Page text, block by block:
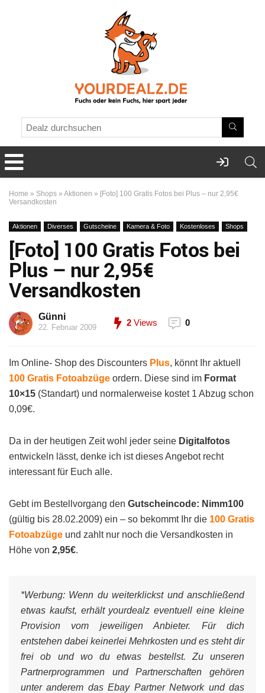
Home » Shops » Aktionen » [Foto] 100 Gratis Fotos bei Plus – nur 2,95€
Versandkosten
Aktionen Diverses Gutscheine Kamera & Foto Kostenloses Shops
[Foto] 100 Gratis Fotos bei
Plus – nur 2,95€
Versandkosten
Günni
22. Februar 2009 2 Views 0
Im Online- Shop des Discounters Plus, könnt Ihr aktuell
100 Gratis Fotoabzüge ordern. Diese sind im Format
10×15 (Standart) und normalerweise kostet 1 Abzug schon
0,09€.
Da in der heutigen Zeit wohl jeder seine Digitalfotos
entwickeln lässt, denke ich ist dieses Angebot recht
interessant für Euch alle.
Gebt im Bestellvorgang den Gutscheincode: Nimm100
(gültig bis 28.02.2009) ein – so bekommt Ihr die 100 Gratis
Fotoabzüge und zahlt nur noch die Versandkosten in
Höhe von 2,95€.
*Werbung: Wenn du weiterklickst und anschließend
etwas kaufst, erhält yourdealz eventuell eine kleine
Provision vom jeweiligen Anbieter. Für dich
entstehen dabei keinerlei Mehrkosten und es steht dir
frei ob und wo du etwas bestellst. Zu unseren
Partnerprogrammen und Partnerschaften gehören
unter anderem das Ebay Partner Network und das